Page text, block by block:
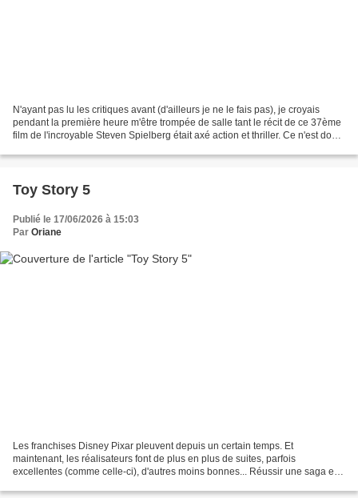
N'ayant pas lu les critiques avant (d'ailleurs je ne le fais pas), je croyais
pendant la première heure m'être trompée de salle tant le récit de ce 37ème
film de l'incroyable Steven Spielberg était axé action et thriller. Ce n'est donc
Toy Story 5
Publié le 17/06/2026 à 15:03
Par Oriane
Les franchises Disney Pixar pleuvent depuis un certain temps. Et
maintenant, les réalisateurs font de plus en plus de suites, parfois
excellentes (comme celle-ci), d'autres moins bonnes... Réussir une saga est